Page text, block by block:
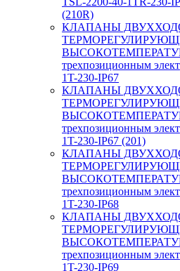
(210R)
КЛАПАНЫ
трехпозиционным
1T-230-IP67
КЛАПАНЫ
трехпозиционным
1T-230-IP67 (201)
КЛАПАНЫ
трехпозиционным
1T-230-IP68
КЛАПАНЫ
трехпозиционным
1T-230-IP69